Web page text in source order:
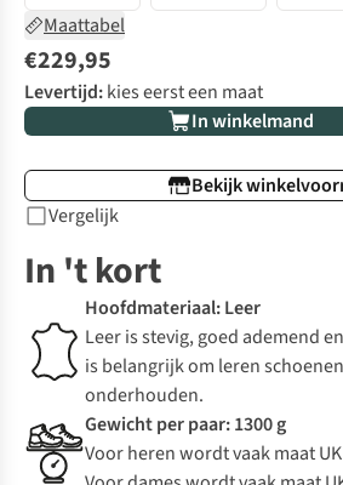
Maattabel
€229,95
Levertijd:kies eerst een maat
In winkelmand
Bekijk
Vergelijk
In 't kort
Hoofdmateriaal: Leer
Leer is stevig, goed ademend
is belangrijk om leren
onderhouden.
Gewicht per paar: 1300 g
Voor heren wordt vaak maat